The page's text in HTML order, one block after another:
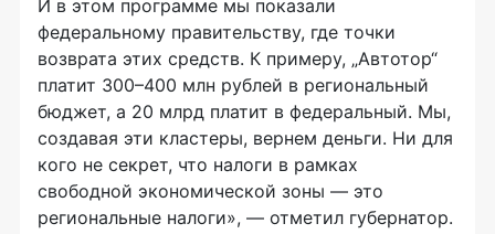
И в этом программе мы показали
федеральному правительству, где точки
возврата этих средств. К примеру, „Автотор“
платит 300–400 млн рублей в региональный
бюджет, а 20 млрд платит в федеральный. Мы,
создавая эти кластеры, вернем деньги. Ни для
кого не секрет, что налоги в рамках
свободной экономической зоны — это
региональные налоги», — отметил губернатор.